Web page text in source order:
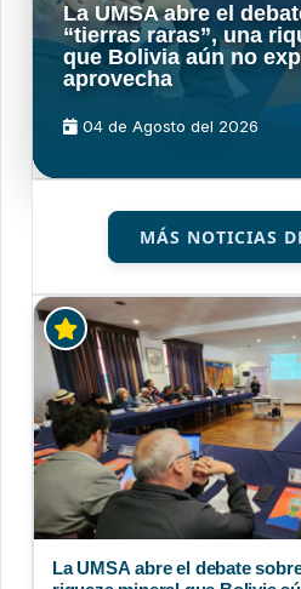
La UMSA abre el
“tierras raras”, una
que Bolivia aún no
aprovecha
04 de Agosto del 2026
MÁS NOTICIAS
La UMSA abre el debate